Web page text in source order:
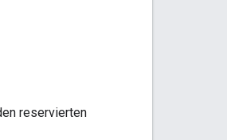
reservierten